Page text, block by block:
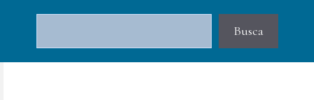
conteúdo
Busca